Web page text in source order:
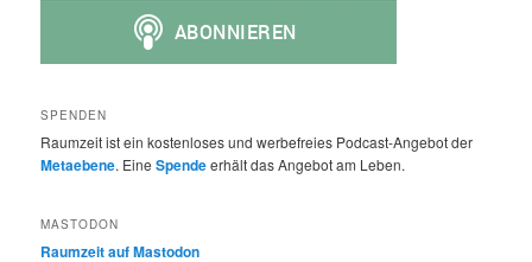
SPENDEN
Raumzeit ist ein kostenloses und werbefreies Podcast-Angebot der
Metaebene. EineSpendeerhält das Angebot am Leben.
MASTODON
Raumzeit auf Mastodon